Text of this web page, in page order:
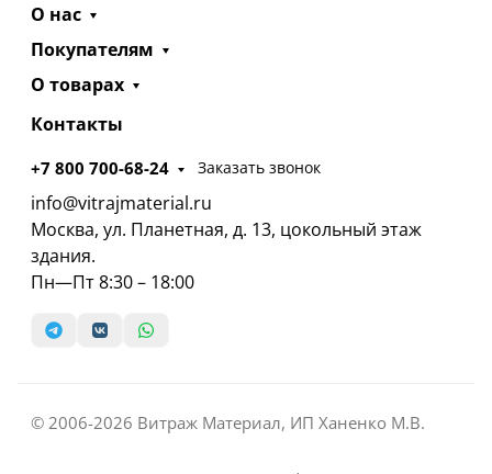
О нас
Покупателям
О товарах
Контакты
+7 800 700-68-24 Заказать звонок
info@vitrajmaterial.ru
Москва, ул. Планетная, д. 13, цокольный этаж
здания.
Пн—Пт 8:30 – 18:00
© 2006-2026 Витраж Материал, ИП Ханенко М.В.